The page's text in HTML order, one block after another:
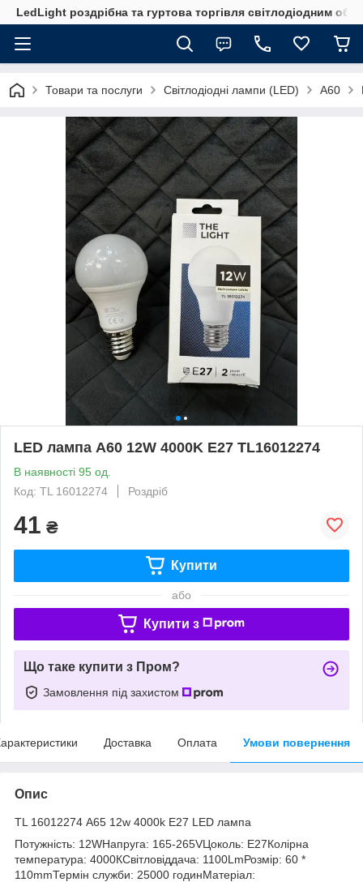
LedLight роздрiбна та гуртова торгiвля свiтлодiодним
Товари та послуги Світлодіодні лампи (LED) А60
LED лампа А60 12W 4000K E27 TL16012274
В наявності 95 од.
Код: TL 16012274
Роздріб
41 ₴
Купити
або
Купити з
Що таке купити з Пром?
Замовлення під захистом
Доставка Оплата Умови повернення
Опис
TL 16012274 А65 12w 4000k E27 LED лампа
Потужність: 12WНапруга: 165-265VЦоколь: Е27Колірна
температура: 4000КСвітловіддача: 1100LmРозмір: 60 *
110mmТермін служби: 25000 годинМатеріал: